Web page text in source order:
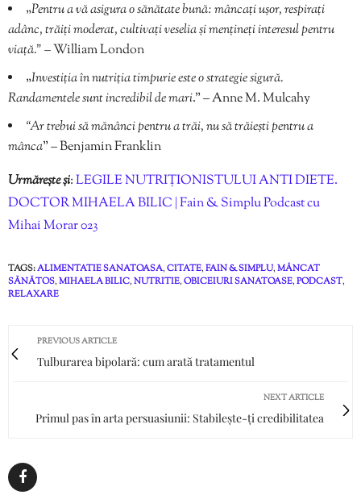
„Pentru a vă asigura o sănătate bună: mâncați ușor, respirați
adânc, trăiți moderat, cultivați veselia și mențineți interesul pentru
viață.”– William London
„Investiția în nutriția timpurie este o strategie sigură.
Randamentele sunt incredibil de mari.” – Anne M. Mulcahy
“Ar trebui să mănânci pentru a trăi, nu să trăiești pentru a
mânca” – Benjamin Franklin
Urmărește și:LEGILE NUTRIȚIONISTULUI ANTI DIETE.
DOCTOR MIHAELA BILIC | Fain & Simplu Podcast cu
Mihai Morar 023
TAGS:ALIMENTATIE SANATOASA,CITATE,FAIN & SIMPLU,MÂNCAT
SĂNĂTOS,MIHAELA BILIC,NUTRITIE,OBICEIURI SANATOASE,PODCAST,
RELAXARE
PREVIOUS ARTICLE
Tulburarea bipolară: cum arată tratamentul
NEXT ARTICLE
Primul pas în arta persuasiunii: Stabilește-ți credibilitatea